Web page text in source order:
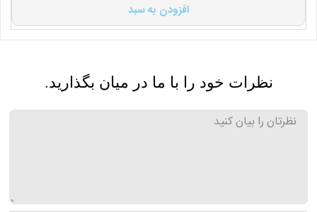
افزودن به سبد
نظرات خود را با ما در میان بگذارید.